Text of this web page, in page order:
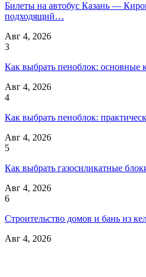
Билеты на автобус Казань —
подходящий…
Авг 4, 2026
3
Как выбрать пеноблок: основные
Авг 4, 2026
4
Как выбрать пеноблок:
Авг 4, 2026
5
Как выбрать газосиликатные
Авг 4, 2026
6
Строительство домов и бань из
Авг 4, 2026